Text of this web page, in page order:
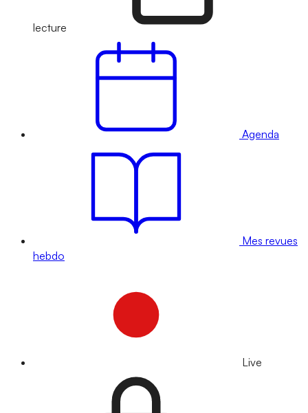
lecture
Agenda
Mes revues
hebdo
Live